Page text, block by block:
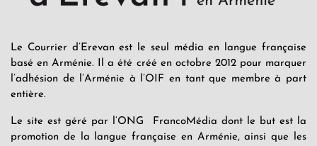
Le Courrier d’Erevan est le seul média en langue française
basé en Arménie. Il a été créé en octobre 2012 pour marquer
l’adhésion de l’Arménie à l’OIF en tant que membre à part
entière.
Le site est géré par l’ONG FrancoMédia dont le but est la
promotion de la langue française en Arménie, ainsi que les